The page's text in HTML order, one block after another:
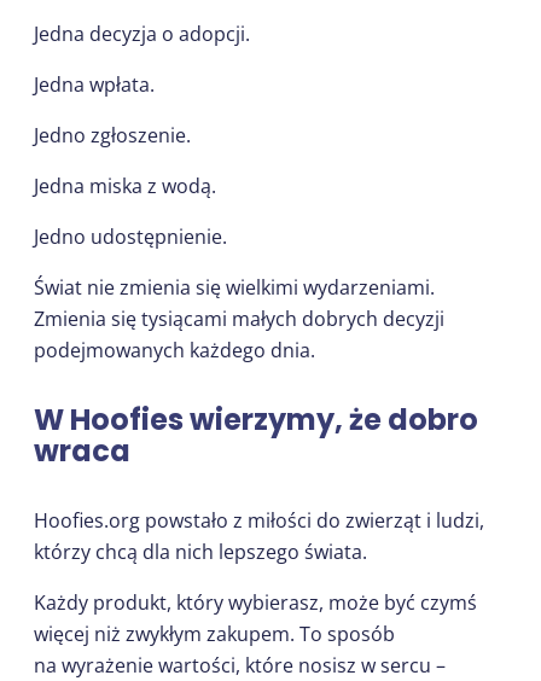
Jedna decyzja o adopcji.
Jedna wpłata.
Jedno zgłoszenie.
Jedna miska z wodą.
Jedno udostępnienie.
Świat nie zmienia się wielkimi wydarzeniami.
Zmienia się tysiącami małych dobrych decyzji
podejmowanych każdego dnia.
W Hoofies wierzymy, że dobro
wraca
Hoofies.org powstało z miłości do zwierząt i ludzi,
którzy chcą dla nich lepszego świata.
Każdy produkt, który wybierasz, może być czymś
więcej niż zwykłym zakupem. To sposób
na wyrażenie wartości, które nosisz w sercu –